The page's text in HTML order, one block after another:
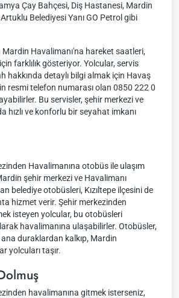
Çay Bahçesi, Diş Hastanesi, Mardin
Belediyesi Yanı GO Petrol gibi
Havalimanı'na hareket saatleri,
farklılık gösteriyor. Yolcular, servis
hakkında detaylı bilgi almak için Havaş
resmi telefon numarası olan 0850 222 0
Bu servisler, şehir merkezi ve
hızlı ve konforlu bir seyahat imkanı
Havalimanına otobüs ile ulaşım
şehir merkezi ve Havalimanı
belediye otobüsleri, Kızıltepe ilçesini de
hizmet verir. Şehir merkezinden
isteyen yolcular, bu otobüsleri
havalimanına ulaşabilirler. Otobüsler,
duraklardan kalkıp, Mardin
yolcuları taşır.
havalimanına gitmek isterseniz,